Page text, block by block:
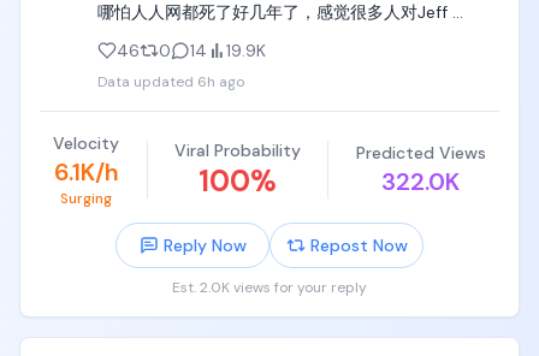
哪怕人人网都死了好几年了，感觉很多人对Jeff
几个日志。
太他妈无聊了。
46 0 14 19.9K
Data updated 6h ago
Velocity
6.1K/h
Surging
Viral Probability
100%
Predicted Views
322.0K
Reply Now Repost Now
Est. 2.0K views for your reply